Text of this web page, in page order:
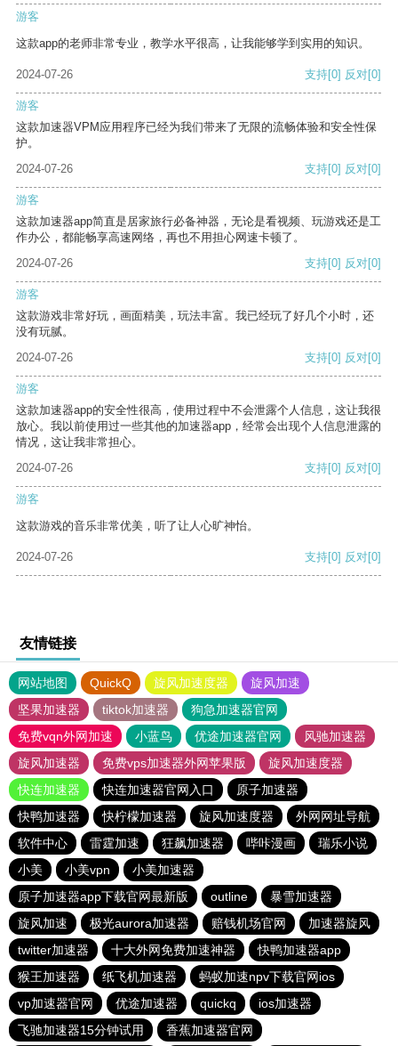
游客
这款app的老师非常专业，教学水平很高，让我能够学到实用的知识。
2024-07-26 支持[0] 反对[0]
游客
这款加速器VPM应用程序已经为我们带来了无限的流畅体验和安全性保
护。
2024-07-26
支持[0] 反对[0]
游客
这款加速器app简直是居家旅行必备神器，无论是看视频、玩游戏还是工
作办公，都能畅享高速网络，再也不用担心网速卡顿了。
2024-07-26
支持[0] 反对[0]
游客
这款游戏非常好玩，画面精美，玩法丰富。我已经玩了好几个小时，还
没有玩腻。
2024-07-26
支持[0] 反对[0]
游客
这款加速器app的安全性很高，使用过程中不会泄露个人信息，这让我很
放心。我以前使用过一些其他的加速器app，经常会出现个人信息泄露的
情况，这让我非常担心。
2024-07-26
支持[0] 反对[0]
游客
这款游戏的音乐非常优美，听了让人心旷神怡。
2024-07-26 支持[0] 反对[0]
友情链接
网站地图 QuickQ 旋风加速度器
旋风加速
坚果加速器
tiktok加速器
狗急加速器官网
免费vqn外网加速
小蓝鸟 优途加速器官网
风驰加速器
旋风加速器
免费vps加速器外网苹果版
旋风加速度器
快连加速器
快连加速器官网入口
原子加速器
快鸭加速器
快柠檬加速器 旋风加速度器
外网网址导航
软件中心
雷霆加速 狂飙加速器 哔咔漫画
瑞乐小说
小美
小美vpn
小美加速器
原子加速器app下载官网最新版
outline
暴雪加速器
旋风加速
极光aurora加速器 赔钱机场官网
加速器旋风
twitter加速器
十大外网免费加速神器
快鸭加速器app
猴王加速器
纸飞机加速器
蚂蚁加速npv下载官网ios
vp加速器官网
优途加速器 quickq
ios加速器
飞驰加速器15分钟试用
香蕉加速器官网